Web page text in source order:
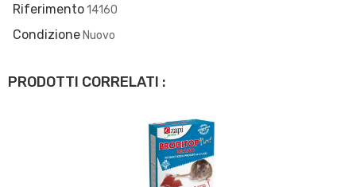
Riferimento14160
Condizione Nuovo
PRODOTTI CORRELATI :